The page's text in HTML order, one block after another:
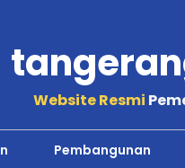
Website Resmi
Pembangunan